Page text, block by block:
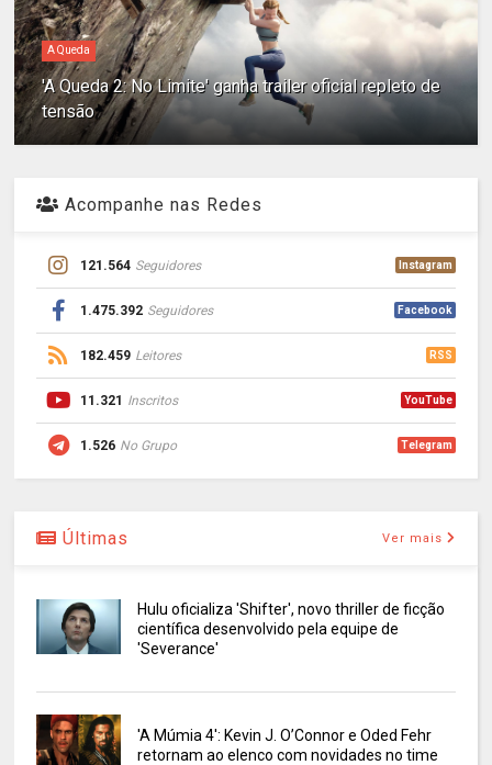
A Queda
'A Queda 2: No Limite' ganha trailer oficial repleto de
tensão
Acompanhe nas Redes
121.564 Seguidores Instagram
1.475.392 Seguidores Facebook
182.459 Leitores RSS
11.321 Inscritos YouTube
1.526 No Grupo Telegram
Últimas Ver mais
Hulu oficializa 'Shifter', novo thriller de ficção
científica desenvolvido pela equipe de
'Severance'
'A Múmia 4': Kevin J. O’Connor e Oded Fehr
retornam ao elenco com novidades no time